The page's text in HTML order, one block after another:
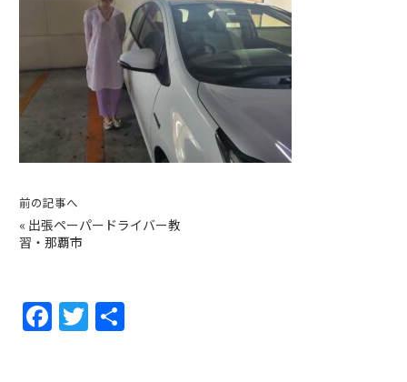
前の記事へ
« 出張ペーパードライバー教
習・那覇市
F T